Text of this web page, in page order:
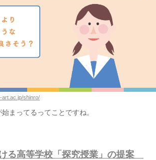
art.ac.jp/shinro/
まってるってことですね。
る高等学校「探究授業」の提案